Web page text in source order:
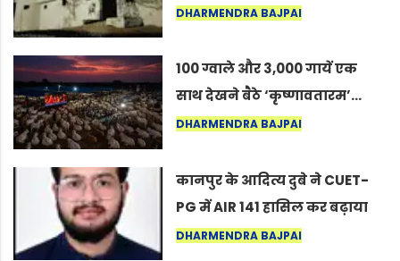
का वह अनकहा अध्याय जो आज भी
DHARMENDRA BAJPAI
100 ग्वाले और 3,000 गायें एक
साथ देखने बैठे ‘कृष्णावतारम’…
नागपुर में दिखा ऐसा नज़ारा कि
कर सकते हैं”
DHARMENDRA BAJPAI
कानपुर के आदित्य दुबे ने CUET-
PG में AIR 141 हासिल कर बढ़ाया
शहर का मान
DHARMENDRA BAJPAI